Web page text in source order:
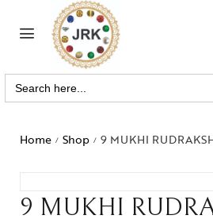
Search
for:
Home / Shop / 9 MUKHI
9 MUKHI